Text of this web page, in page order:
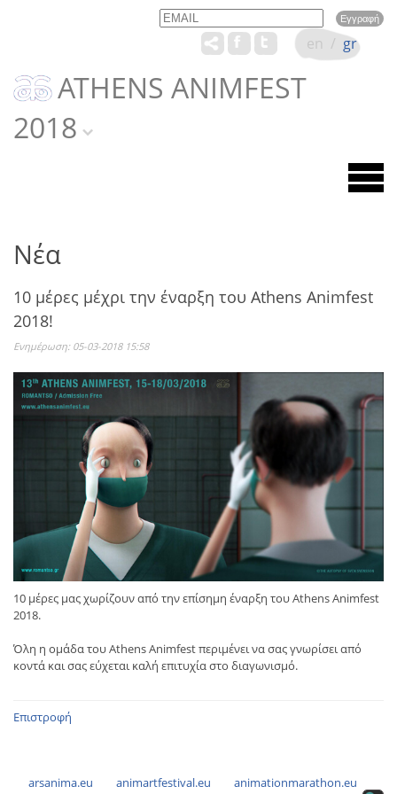
Email Name
ATHENS ANIMFEST
2018
en / gr
Νέα
10 μέρες μέχρι την έναρξη του Athens Animfest
2018!
Ενημέρωση: 05-03-2018 15:58
10 μέρες μας χωρίζουν από την επίσημη έναρξη του Athens Animfest
2018.
Όλη η ομάδα του Athens Animfest περιμένει να σας γνωρίσει από
κοντά και σας εύχεται καλή επιτυχία στο διαγωνισμό.
Επιστροφή
arsanima.eu animartfestival.eu
animationmarathon.eu